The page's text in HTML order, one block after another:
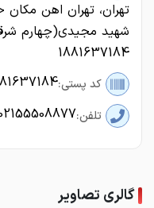
تهران، تهران اهن
1881637184
کد پستی:
تلفن:
گالری تصاویر